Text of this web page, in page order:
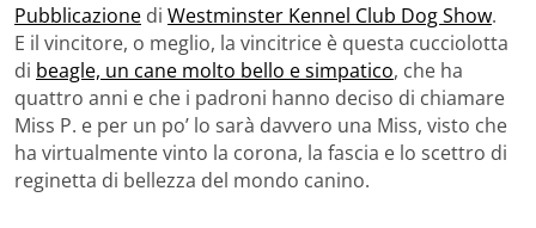
Pubblicazione di Westminster Kennel Club Dog Show.
E il vincitore, o meglio, la vincitrice è questa cucciolotta
di beagle, un cane molto bello e simpatico, che ha
quattro anni e che i padroni hanno deciso di chiamare
Miss P. e per un po’ lo sarà davvero una Miss, visto che
ha virtualmente vinto la corona, la fascia e lo scettro di
reginetta di bellezza del mondo canino.